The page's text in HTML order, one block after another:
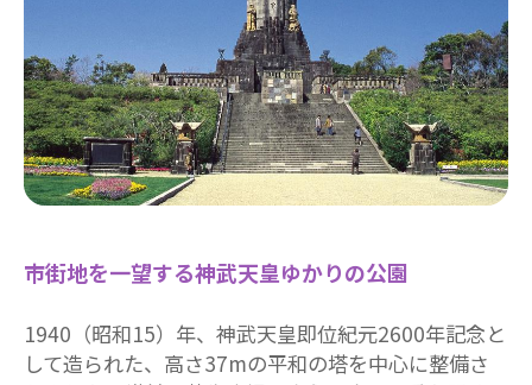
市街地を一望する神武天皇ゆかりの公園
1940（昭和15）年、神武天皇即位紀元2600年記念と
して造られた、高さ37mの平和の塔を中心に整備さ